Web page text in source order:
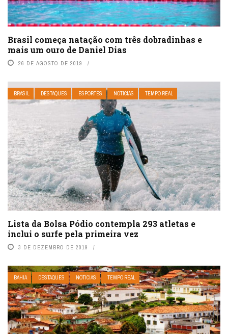
Brasil começa natação com três dobradinhas e
mais um ouro de Daniel Dias
26 DE AGOSTO DE 2019
BRASIL DESTAQUES ESPORTES NOTÍCIAS TEMPO REAL
Lista da Bolsa Pódio contempla 293 atletas e
inclui o surfe pela primeira vez
3 DE DEZEMBRO DE 2019
BAHIA DESTAQUES NOTÍCIAS TEMPO REAL